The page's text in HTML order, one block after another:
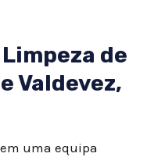
de
Valdevez,
uma equipa